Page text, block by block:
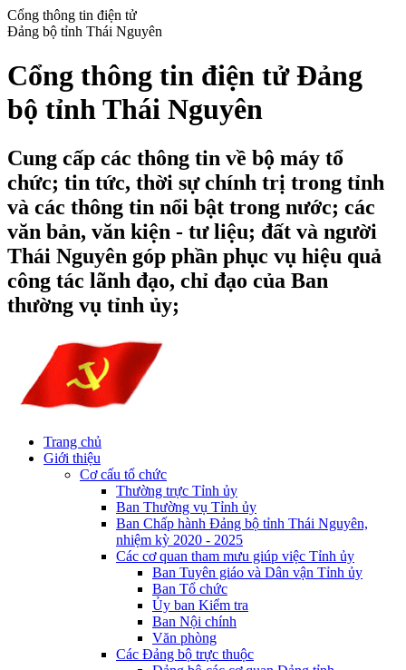
Cổng thông tin điện tử
Đảng bộ tỉnh Thái Nguyên
Cổng thông tin điện tử Đảng
bộ tỉnh Thái Nguyên
Cung cấp các thông tin về bộ máy tổ
chức; tin tức, thời sự chính trị trong tỉnh
và các thông tin nổi bật trong nước; các
văn bản, văn kiện - tư liệu; đất và người
Thái Nguyên góp phần phục vụ hiệu quả
công tác lãnh đạo, chỉ đạo của Ban
thường vụ tỉnh ủy;
Trang chủ
Giới thiệu
Cơ cấu tổ chức
Thường trực Tỉnh ủy
Ban Thường vụ Tỉnh ủy
Ban Chấp hành Đảng bộ tỉnh Thái Nguyên,
nhiệm kỳ 2020 - 2025
Các cơ quan tham mưu giúp việc Tỉnh ủy
Ban Tuyên giáo và Dân vận Tỉnh ủy
Ban Tổ chức
Ủy ban Kiểm tra
Ban Nội chính
Văn phòng
Các Đảng bộ trực thuộc